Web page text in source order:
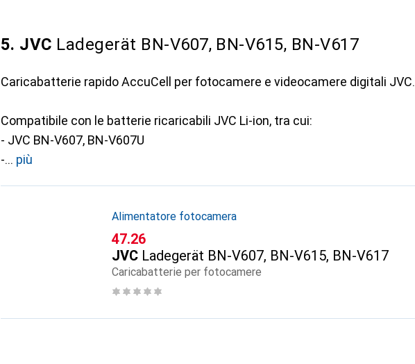
5. JVC Ladegerät BN-V607, BN-V615, BN-V617
Caricabatterie rapido AccuCell per fotocamere e videocamere digitali JVC.
Compatibile con le batterie ricaricabili JVC Li-ion, tra cui:
- JVC BN-V607, BN-V607U
-
più
Alimentatore fotocamera
CHF
47.26
JVC Ladegerät BN-V607, BN-V615, BN-V617
Caricabatterie per fotocamere